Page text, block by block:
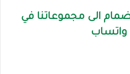
الى مجموعاتنا في
واتساب